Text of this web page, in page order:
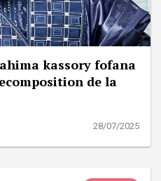
kassory fofana
de la
28/07/2025